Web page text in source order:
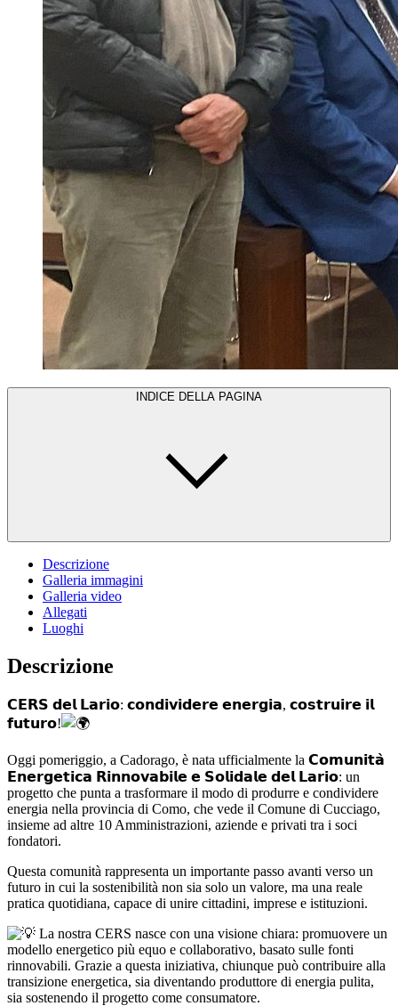
INDICE DELLA PAGINA
Descrizione
Galleria immagini
Galleria video
Allegati
Luoghi
Descrizione
𝗖𝗘𝗥𝗦 𝗱𝗲𝗹 𝗟𝗮𝗿𝗶𝗼: 𝗰𝗼𝗻𝗱𝗶𝘃𝗶𝗱𝗲𝗿𝗲 𝗲𝗻𝗲𝗿𝗴𝗶𝗮, 𝗰𝗼𝘀𝘁𝗿𝘂𝗶𝗿𝗲 𝗶𝗹
𝗳𝘂𝘁𝘂𝗿𝗼!
Oggi pomeriggio, a Cadorago, è nata ufficialmente la 𝗖𝗼𝗺𝘂𝗻𝗶𝘁𝗮̀
𝗘𝗻𝗲𝗿𝗴𝗲𝘁𝗶𝗰𝗮 𝗥𝗶𝗻𝗻𝗼𝘃𝗮𝗯𝗶𝗹𝗲 𝗲 𝗦𝗼𝗹𝗶𝗱𝗮𝗹𝗲 𝗱𝗲𝗹 𝗟𝗮𝗿𝗶𝗼: un
progetto che punta a trasformare il modo di produrre e condividere
energia nella provincia di Como, che vede il Comune di Cucciago,
insieme ad altre 10 Amministrazioni, aziende e privati tra i soci
fondatori.
Questa comunità rappresenta un importante passo avanti verso un
futuro in cui la sostenibilità non sia solo un valore, ma una reale
pratica quotidiana, capace di unire cittadini, imprese e istituzioni.
La nostra CERS nasce con una visione chiara: promuovere un
modello energetico più equo e collaborativo, basato sulle fonti
rinnovabili. Grazie a questa iniziativa, chiunque può contribuire alla
transizione energetica, sia diventando produttore di energia pulita,
sia sostenendo il progetto come consumatore.